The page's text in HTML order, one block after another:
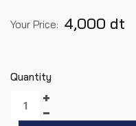
Your Price: 4,000 dt
Quantity